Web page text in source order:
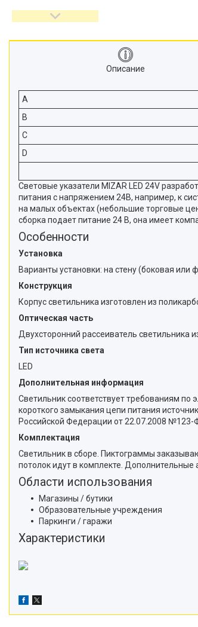
Описание
A
B
C
D
Световые указатели MIZAR LED 24V
питания с напряжением 24В, например, к
на малых объектах (небольшие торговые
сборка подает питание 24 В, она имеет
Особенности
Установка
Варианты установки: на стену (боковая или
Конструкция
Корпус светильника изготовлен из
Оптическая часть
Двухсторонний рассеиватель светильника
Тип источника света
LED
Дополнительная информация
Светильник соответствует требованиям
короткого замыкания цепи питания
Российской Федерации от 22.07.2008 №123-
Комплектация
Светильник в сборе. Пиктограммы
потолок идут в комплекте. Дополнительные
Области использования
Магазины / бутики
Образовательные учреждения
Паркинги / гаражи
Характеристики